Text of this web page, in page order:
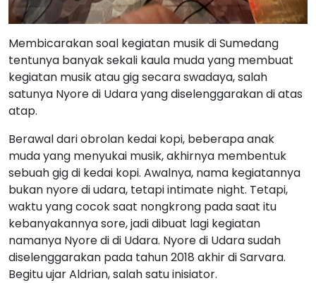
Membicarakan soal kegiatan musik di Sumedang
tentunya banyak sekali kaula muda yang membuat
kegiatan musik atau gig secara swadaya, salah
satunya Nyore di Udara yang diselenggarakan di atas
atap.
Berawal dari obrolan kedai kopi, beberapa anak
muda yang menyukai musik, akhirnya membentuk
sebuah gig di kedai kopi. Awalnya, nama kegiatannya
bukan nyore di udara, tetapi intimate night. Tetapi,
waktu yang cocok saat nongkrong pada saat itu
kebanyakannya sore, jadi dibuat lagi kegiatan
namanya Nyore di di Udara. Nyore di Udara sudah
diselenggarakan pada tahun 2018 akhir di Sarvara.
Begitu ujar Aldrian, salah satu inisiator.